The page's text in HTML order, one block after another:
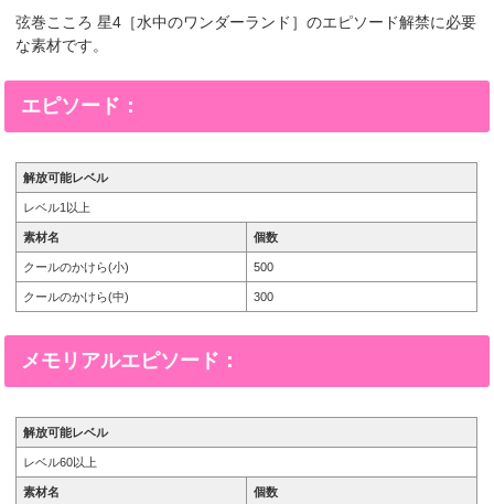
弦巻こころ 星4［水中のワンダーランド］のエピソード解禁に必要
な素材です。
エピソード：
解放可能レベル
レベル1以上
素材名 個数
クールのかけら(小) 500
クールのかけら(中) 300
メモリアルエピソード：
解放可能レベル
レベル60以上
素材名 個数